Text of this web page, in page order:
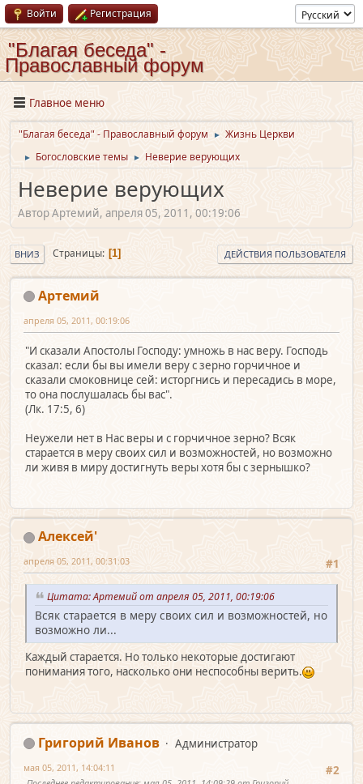
Войти Регистрация
"Благая беседа" -
Православный форум
Главное меню
"Благая беседа" - Православный форум ► Жизнь Церкви
► Богословские темы ► Неверие верующих
Неверие верующих
Автор Артемий, апреля 05, 2011, 00:19:06
ВНИЗ Страницы 1 ДЕЙСТВИЯ ПОЛЬЗОВАТЕЛЯ
Артемий
апреля 05, 2011, 00:19:06
"И сказали Апостолы Господу: умножь в нас веру. Господь
сказал: если бы вы имели веру с зерно горчичное и
сказали смоковнице сей: исторгнись и пересадись в море,
то она послушалась бы вас".
(Лк. 17:5, 6)
Неужели нет в Нас веры и с горчичное зерно? Всяк
старается в меру своих сил и возможностей, но возможно
ли живя в миру достигнуть веры хотя бы с зернышко?
Алексей'
#1
апреля 05, 2011, 00:31:03
Цитата: Артемий от апреля 05, 2011, 00:19:06
Всяк старается в меру своих сил и возможностей, но
возможно ли...
Каждый старается. Но только некоторые достигают
понимания того, насколько они неспособны верить.
Григорий Иванов
Администратор
#2
мая 05, 2011, 14:04:11